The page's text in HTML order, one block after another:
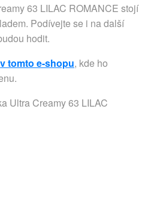
63 LILAC ROMANCE stojí
Podívejte se i na další
hodit.
v tomto e-shopu, kde ho
Ultra Creamy 63 LILAC